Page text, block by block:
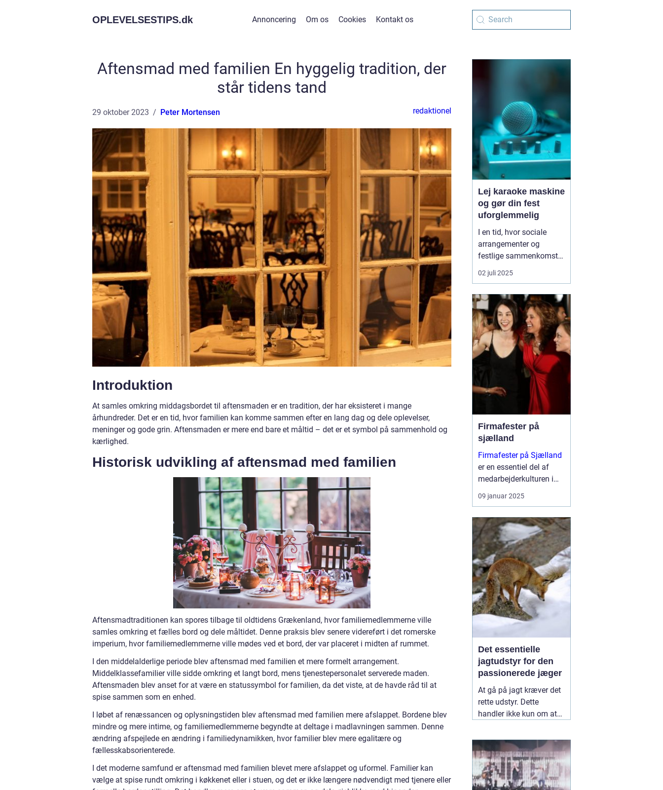
OPLEVELSESTIPS.dk Annoncering Om os Cookies Kontakt os
Aftensmad med familien En hyggelig tradition, der
står tidens tand
29 oktober 2023 Peter Mortensen redaktionel
Introduktion
At samles omkring middagsbordet til aftensmaden er en tradition, der har eksisteret i mange
århundreder. Det er en tid, hvor familien kan komme sammen efter en lang dag og dele oplevelser,
meninger og gode grin. Aftensmaden er mere end bare et måltid – det er et symbol på sammenhold og
kærlighed.
Historisk udvikling af aftensmad med familien
Aftensmadtraditionen kan spores tilbage til oldtidens Grækenland, hvor familiemedlemmerne ville
samles omkring et fælles bord og dele måltidet. Denne praksis blev senere videreført i det romerske
imperium, hvor familiemedlemmerne ville mødes ved et bord, der var placeret i midten af rummet.
I den middelalderlige periode blev aftensmad med familien et mere formelt arrangement.
Middelklassefamilier ville sidde omkring et langt bord, mens tjenestepersonalet serverede maden.
Aftensmaden blev anset for at være en statussymbol for familien, da det viste, at de havde råd til at
spise sammen som en enhed.
I løbet af renæssancen og oplysningstiden blev aftensmad med familien mere afslappet. Bordene blev
mindre og mere intime, og familiemedlemmerne begyndte at deltage i madlavningen sammen. Denne
ændring afspejlede en ændring i familiedynamikken, hvor familier blev mere egalitære og
fællesskabsorienterede.
I det moderne samfund er aftensmad med familien blevet mere afslappet og uformel. Familier kan
vælge at spise rundt omkring i køkkenet eller i stuen, og det er ikke længere nødvendigt med tjenere eller
Lej karaoke maskine
og gør din fest
uforglemmelig
I en tid, hvor sociale
arrangementer og
festlige sammenkomster
ofte kræver et element af
underholdning, står
favoritaktivitet blandt
mange. Karaoke
maskiner giver folk
mulighed for at slippe
deres indre stjerne lø...
02 juli 2025
Firmafester på
sjælland
Firmafester på Sjælland
er en essentiel del af
medarbejderkulturen i
mange virksomheder.
Med en stigning i
unikke venues er
Sjælland blevet ...
09 januar 2025
Det essentielle
jagtudstyr for den
passionerede jæger
At gå på jagt kræver det
rette udstyr. Dette
handler ikke kun om at
bue, men også om det
tilbehør og tøj, der sikrer
en vellykket og sikker
jagtoplevels.05
november 2024